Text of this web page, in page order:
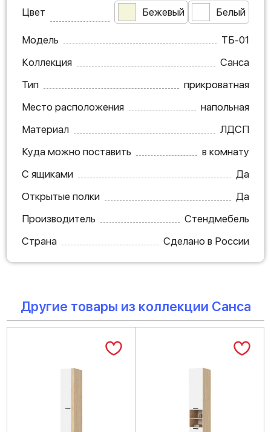
Цвет Бежевый Белый
Модель
ТБ-01
Коллекция
Санса
Тип
прикроватная
Место расположения
напольная
Материал
ЛДСП
Куда можно поставить
в комнату
С ящиками
Да
Открытые полки
Да
Производитель
Стендмебель
Страна
Сделано в России
Другие товары из коллекции Санса